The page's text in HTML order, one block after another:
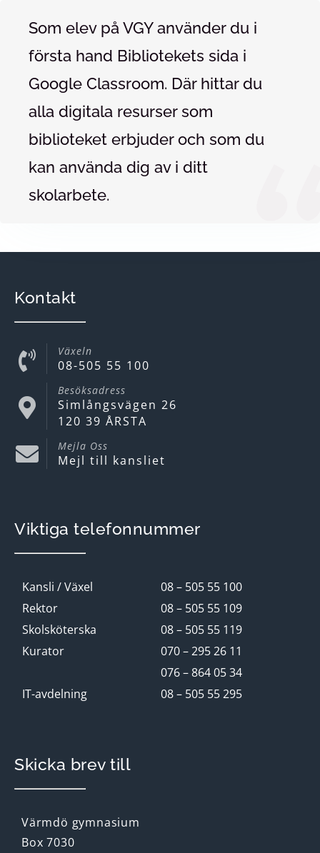
Som elev på VGY använder du i
första hand Bibliotekets sida i
Google Classroom. Där hittar du
alla digitala resurser som
biblioteket erbjuder och som du
kan använda dig av i ditt
skolarbete.
Kontakt
Växeln
08-505 55 100
Besöksadress
Simlångsvägen 26
120 39 ÅRSTA
Mejla Oss
Mejl till kansliet
Viktiga telefonnummer
Kansli / Växel
08 – 505 55 100
Rektor
08 – 505 55 109
Skolsköterska
08 – 505 55 119
Kurator
070 – 295 26 11
076 – 864 05 34
IT-avdelning
08 – 505 55 295
Skicka brev till
Värmdö gymnasium
Box 7030